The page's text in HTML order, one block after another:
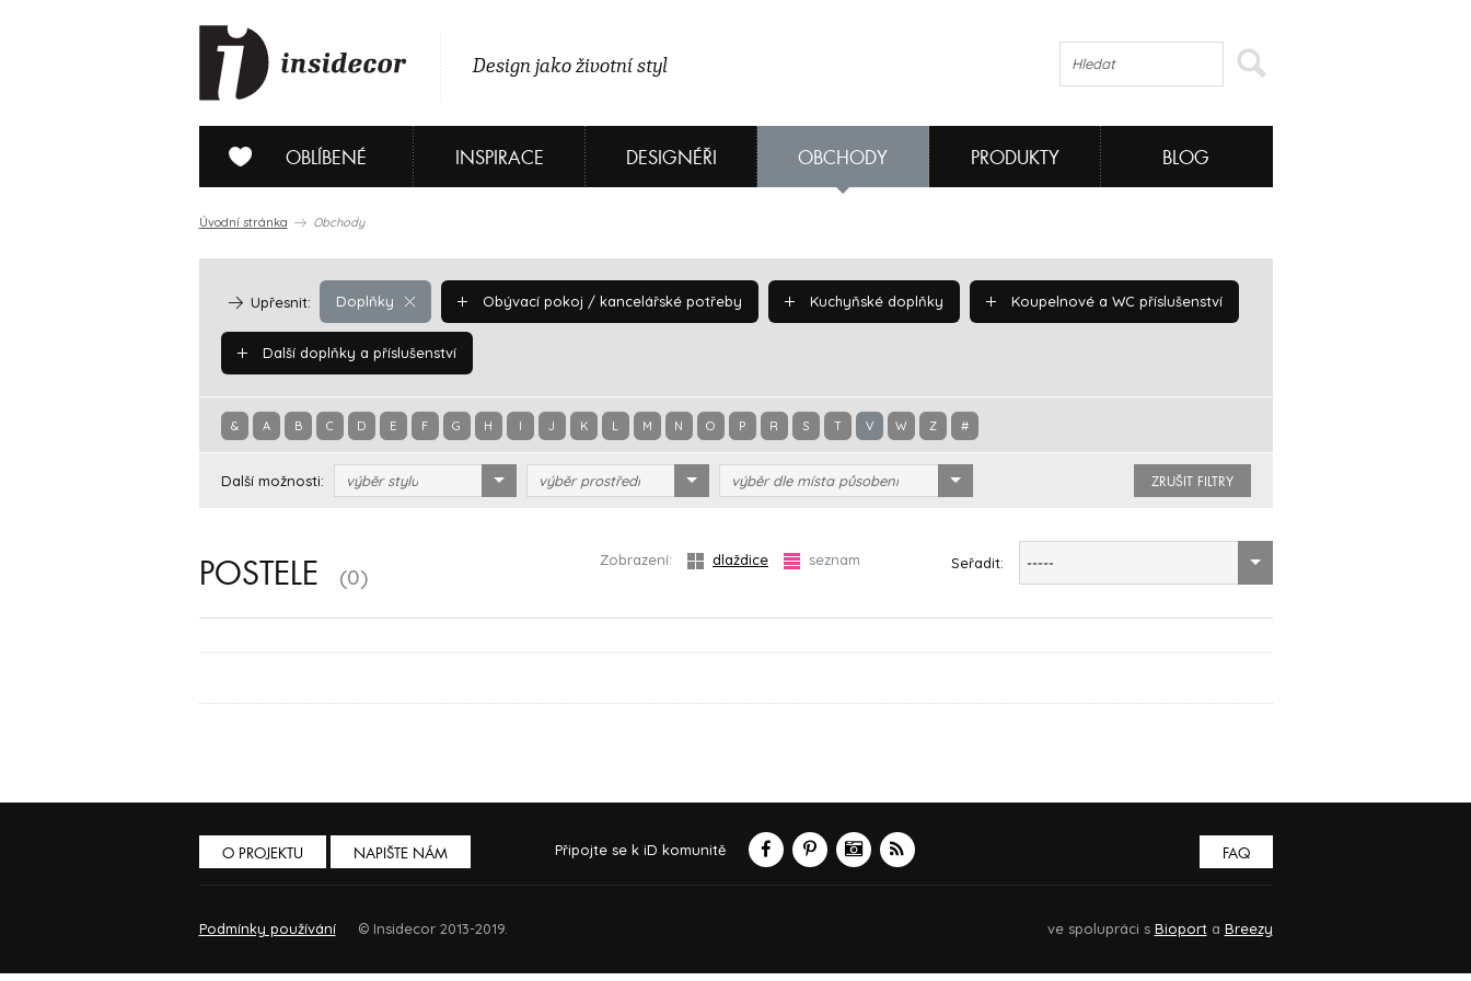
Design jako životní styl
OBLÍBENÉ INSPIRACE DESIGNÉŘI OBCHODY PRODUKTY BLOG
Úvodní stránka Obchody
Doplňky
Upřesnit: Obývací pokoj / kancelářské potřeby Kuchyňské doplňky Koupelnové a WC příslušenství
Další doplňky a příslušenství
& A B C D E F G H I J K L M N O P R S T V W Z #
Další možnosti: výběr stylu výběr prostředí výběr dle místa působení ZRUŠIT FILTRY
POSTELE (0)
Zobrazení: dlaždice seznam Seřadit: -----
O PROJEKTU NAPIŠTE NÁM Připojte se k iD komunitě FAQ
Podmínky používání © Insidecor 2013-2019. ve spolupráci s Bioporta Breezy